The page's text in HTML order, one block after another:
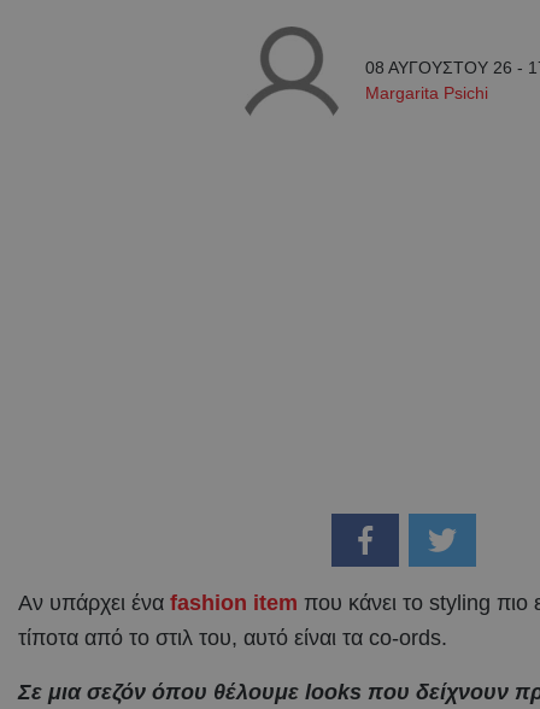
08 ΑΥΓΟΥΣΤΟΥ 26 -
Margarita Psichi
Αν υπάρχει ένα fashion item που κάνει το styling πιο
τίποτα από το στιλ του, αυτό είναι τα co-ords.
Σε μια σεζόν όπου θέλουμε looks που δείχνουν